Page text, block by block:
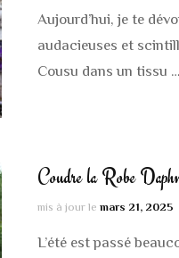
Aujourd’hui, je te
audacieuses et
Cousu dans un tissu …
Coudre la Robe
mis à jour le mars 21, 2025
L’été est passé